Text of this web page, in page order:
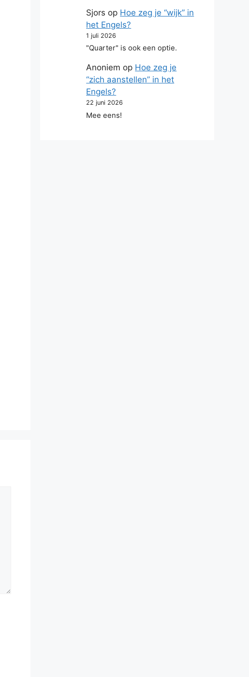
Sjors op Hoe zeg je “wijk” in
het Engels?
1 juli 2026
"Quarter" is ook een optie.
Anoniem op Hoe zeg je
“zich aanstellen” in het
Engels?
22 juni 2026
Mee eens!